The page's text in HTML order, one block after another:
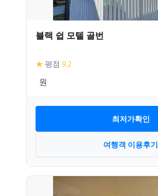
블랙 쉽 모텔 골번
★ 평점 9.2
최저가확인
여행객 이용후기